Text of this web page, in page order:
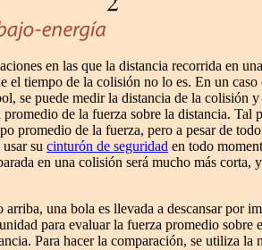
en las que la distancia recorrida en
el tiempo de la colisión no lo es. En un
se puede medir la distancia de la colisión
promedio de la fuerza sobre la distancia. Tal
promedio de la fuerza, pero a pesar de
su cinturón de seguridad en todo
en una colisión será mucho más corta,
una bola es llevada a descansar por
para evaluar la fuerza promedio sobre
Para hacer la comparación, se utiliza la